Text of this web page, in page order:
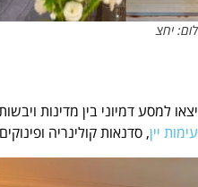
יחצ
הילדים יצאו למסע דמיוני בין
יין, סדנאות קולינריה